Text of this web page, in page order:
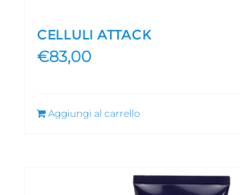
CELLULI ATTACK
€83,00
Aggiungi al carrello